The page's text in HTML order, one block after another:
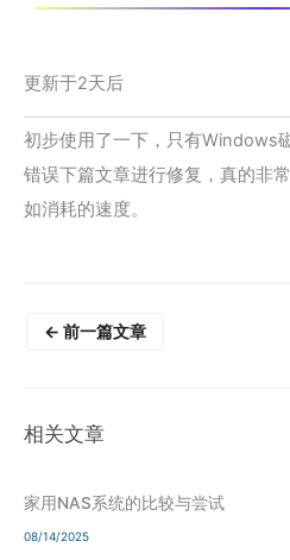
更新于2天后
初步使用了一下，只有Windows
错误下篇文章进行修复，真的非
如消耗的速度。
← 前一篇文章
相关文章
家用NAS系统的比较与尝试
08/14/2025